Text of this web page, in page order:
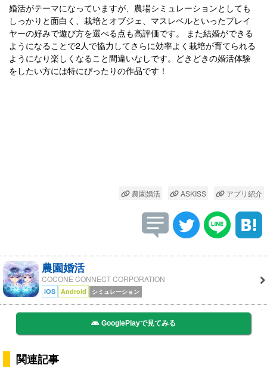
婚活がテーマになっていますが、農場シミュレーションとしても
しっかりと面白く、栽培とオブジェ、マスレベルといったプレイ
ヤーの好みで遊び方を選べる点も高評価です。 また結婚ができる
ようになることで2人で協力してさらに効率よく栽培が育てられる
ようになり楽しくなること間違いなしです。どきどきの婚活体験
をしたい方には特にぴったりの作品です！
農園婚活 ASKISS アプリ紹介
農園婚活
COCONE CONNECT CORPORATION
iOS Android シミュレーション
GooglePlayで見てみる
関連記事